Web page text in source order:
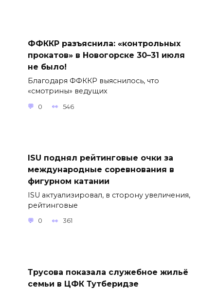
ФФККР разъяснила: «контрольных
прокатов» в Новогорске 30–31 июля
не было!
Благодаря ФФККР выяснилось, что
«смотрины» ведущих
0 546
ISU поднял рейтинговые очки за
международные соревнования в
фигурном катании
ISU актуализировал, в сторону увеличения,
рейтинговые
0 361
Трусова показала служебное жильё
семьи в ЦФК Тутберидзе